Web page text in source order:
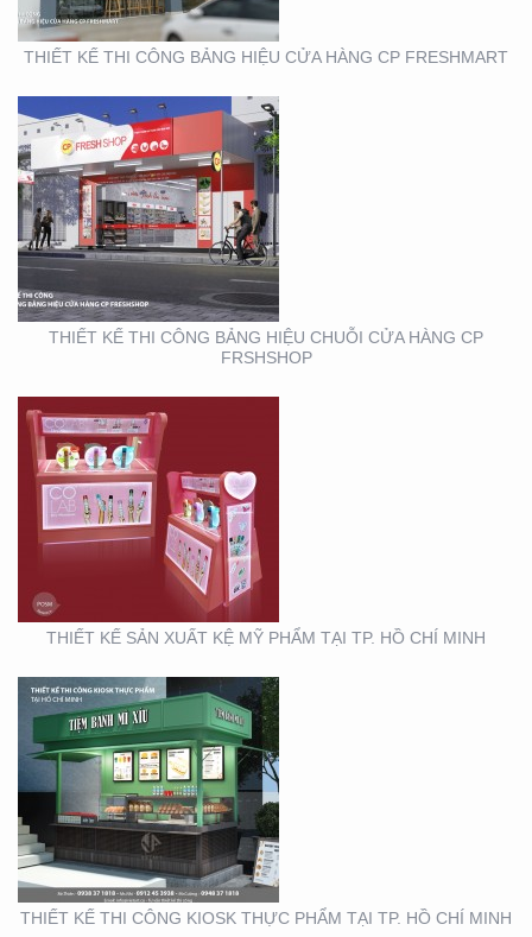
THIẾT KẾ THI CÔNG BẢNG HIỆU CỬA HÀNG CP FRESHMART
THIẾT KẾ THI CÔNG BẢNG HIỆU CHUỖI CỬA HÀNG CP
FRSHSHOP
THIẾT KẾ SẢN XUẤT KỆ
MỸ PHẨM TẠI TP. HỒ
CHÍ MINH
THIẾT KẾ SẢN XUẤT KỆ MỸ PHẨM TẠI TP. HỒ CHÍ MINH
THIẾT KẾ THI CÔNG
KIOSK THỰC PHẨM TẠI
TP. HỒ CHÍ MINH
THIẾT KẾ THI CÔNG KIOSK THỰC PHẨM TẠI TP. HỒ CHÍ MINH
THIẾT KẾ THI CÔNG
GIAN HÀNG BLU SÀI
GÒN